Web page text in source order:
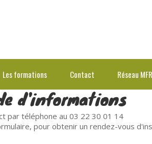
Les formations Contact Réseau MFR
d'informations
par téléphone au 03 22 30 01 14
pour obtenir un rendez-vous